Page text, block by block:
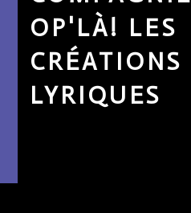
OP'LÀ! LES
CRÉATIONS
LYRIQUES